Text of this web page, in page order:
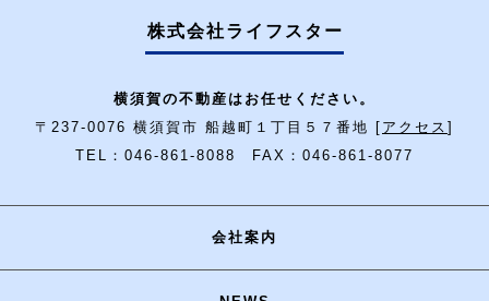
株式会社ライフスター
横須賀の不動産はお任せください。
〒237-0076 横須賀市 船越町１丁目５７番地 [ アクセス ]
TEL：046-861-8088 FAX：046-861-8077
会社案内